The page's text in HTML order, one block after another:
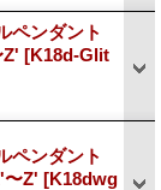
ペンダント
[K18d-Glit
ペンダント
Z' [K18dwg